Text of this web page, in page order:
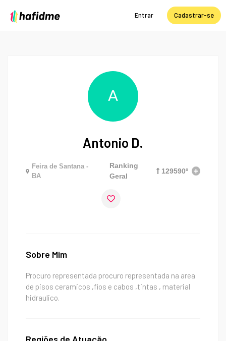
Entrar Cadastrar-se
A
Antonio D.
Feira de Santana -
BA
Ranking
Geral
129590º
Sobre Mim
Procuro representada procuro representada na area
de pisos ceramicos ,fios e cabos ,tintas , material
hidraulico.